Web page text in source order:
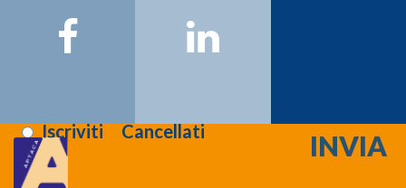
Email:
IscrivitiCancellati